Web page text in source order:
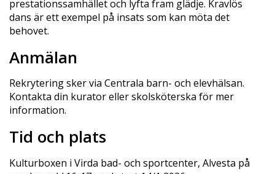
prestationssamhället och lyfta fram glädje. Kravlös
dans är ett exempel på insats som kan möta det
behovet.
Anmälan
Rekrytering sker via Centrala barn- och elevhälsan.
Kontakta din kurator eller skolsköterska för mer
information.
Tid och plats
Kulturboxen i Virda bad- och sportcenter, Alvesta på